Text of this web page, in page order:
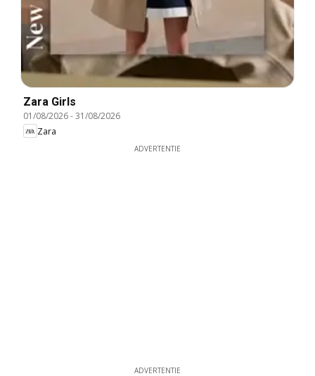
Zara Girls
01/08/2026-31/08/2026
Zara
ADVERTENTIE
ADVERTENTIE